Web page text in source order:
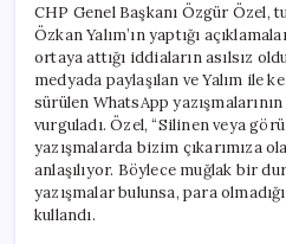
CHP Genel Başkanı Özgür Özel,
Özkan Yalım’ın yaptığı
ortaya attığı iddiaların asılsız
medyada paylaşılan ve Yalım ile
sürülen WhatsApp
vurguladı. Özel, “Silinen veya
yazışmalarda bizim çıkarımıza
anlaşılıyor. Böylece muğlak bir
yazışmalar bulunsa, para
kullandı.